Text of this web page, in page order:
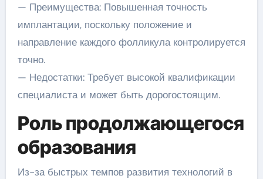
— Преимущества: Повышенная точность
имплантации, поскольку положение и
направление каждого фолликула контролируется
точно.
— Недостатки: Требует высокой квалификации
специалиста и может быть дорогостоящим.
Роль продолжающегося
образования
Из-за быстрых темпов развития технологий в